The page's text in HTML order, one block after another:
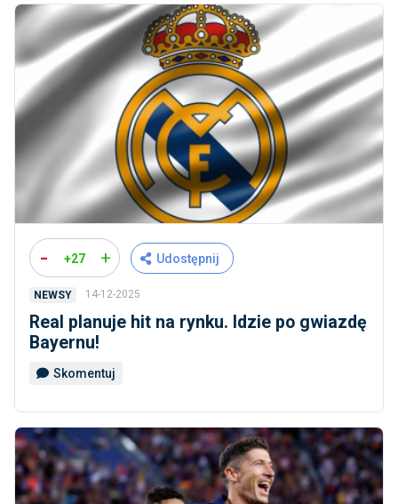
- +27 + Udostępnij
NEWSY 14-12-2025
Real planuje hit na rynku. Idzie po gwiazdę
Bayernu!
Skomentuj